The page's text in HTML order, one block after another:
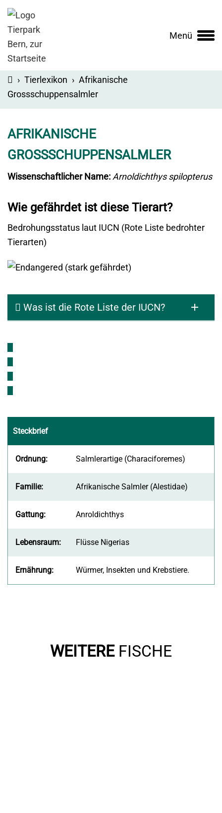
Main
Menü
› Tierlexikon › Afrikanische
Grossschuppensalmler
AFRIKANISCHE
GROSSSCHUPPENSALMLER
Wissenschaftlicher Name: Arnoldichthys spilopterus
Wie gefährdet ist diese Tierart?
Bedrohungsstatus laut IUCN (Rote Liste bedrohter
Tierarten)
Was ist die Rote Liste der IUCN?
Steckbrief
Ordnung: Salmlerartige (Characiforemes)
Familie: Afrikanische Salmler (Alestidae)
Gattung: Anroldichthys
Lebensraum: Flüsse Nigerias
Ernährung: Würmer, Insekten und Krebstiere.
WEITERE FISCHE